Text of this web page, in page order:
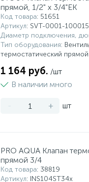
прямой, 1/2" х 3/4"ЕК
Код товара: 51651
Артикул: SVT-0001-100015
Диаметр подключения,
Тип оборудования:
термостатический прямой
1 164 руб. /шт
В наличии много
- + шт
PRO AQUA Клапан
прямой 3/4
Код товара: 38819
Артикул: INS104ST34x